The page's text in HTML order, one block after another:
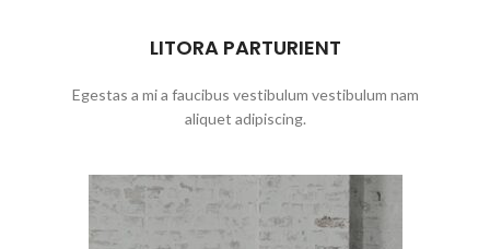
LITORA PARTURIENT
Egestas a mi a faucibus vestibulum vestibulum nam
aliquet adipiscing.